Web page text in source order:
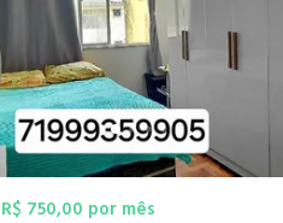
R$ 750,00 por mês